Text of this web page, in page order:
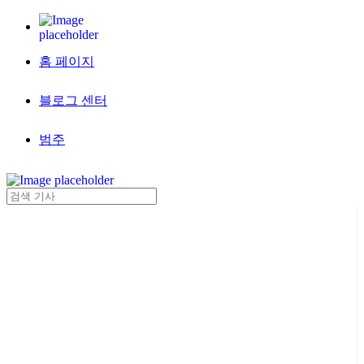
홈 페이지
블로그 센터
범주